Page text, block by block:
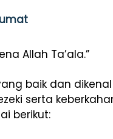
Allah Ta’ala.”
baik dan
serta
berikut: